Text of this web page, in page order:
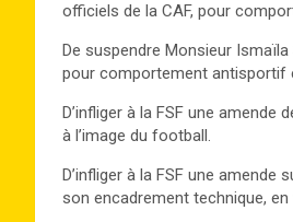
officiels de la CAF, pour
De suspendre Monsieur Ismaïla
pour comportement antisportif
D’infliger à la FSF une
à l’image du football.
D’infliger à la FSF une
son encadrement technique,